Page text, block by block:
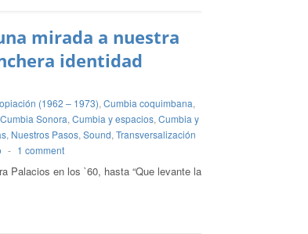
mirada a nuestra
identidad
(1962 – 1973), Cumbia coquimbana,
Cumbia Sonora, Cumbia y espacios, Cumbia y
, Nuestros Pasos, Sound, Transversalización
- 1 comment
Palacios en los `60, hasta “Que levante la